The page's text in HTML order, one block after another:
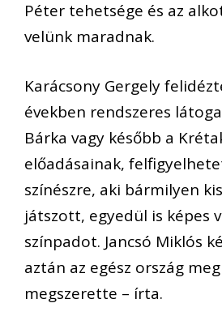
Péter tehetsége és az
velünk maradnak.
Karácsony Gergely
években rendszeres
Bárka vagy később a
előadásainak,
színészre, aki bármilyen
játszott, egyedül is képes
színpadot. Jancsó Miklós
aztán az egész ország
megszerette – írta.